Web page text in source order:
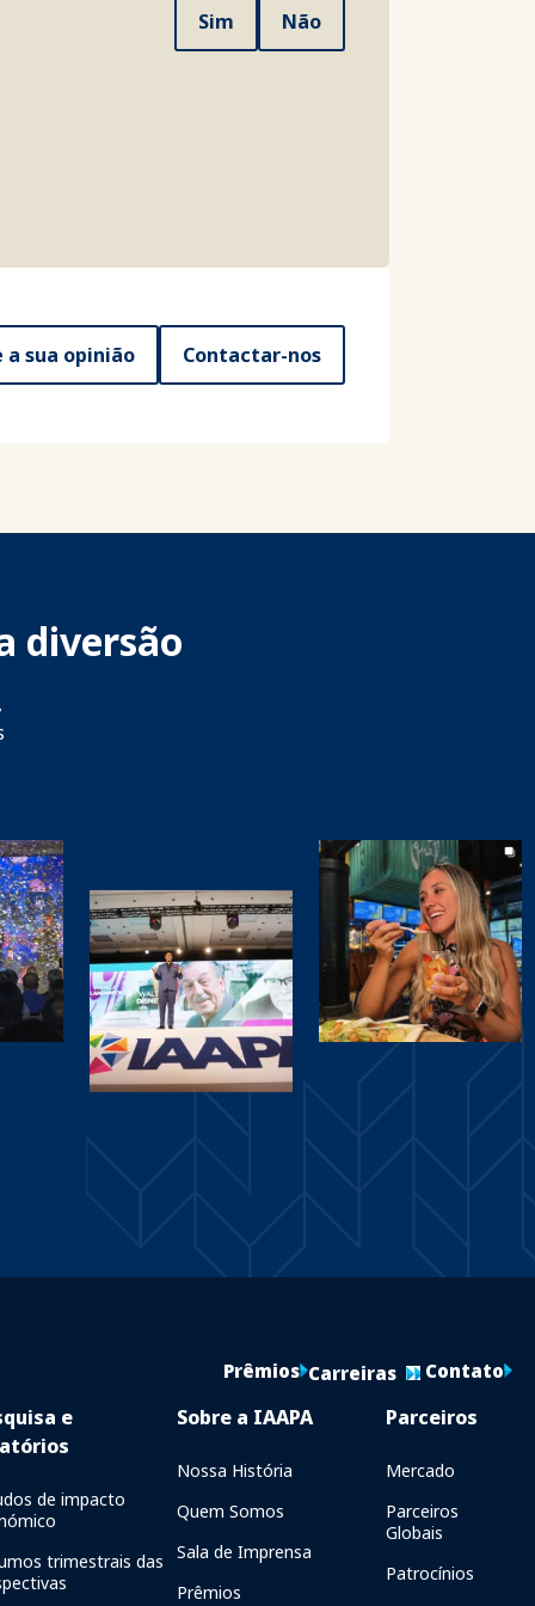
Sim Não
a sua opinião Contactar-nos
diversão
Prêmios Carreiras Contato
e
de impacto
trimestrais das
Sobre a IAAPA
Nossa História
Quem Somos
Sala de Imprensa
Prêmios
Parceiros
Mercado
Parceiros
Globais
Patrocínios